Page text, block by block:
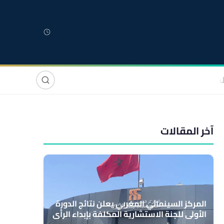
صوت وصورة
آخر المقالات
المركز السينمائي المغربي يعلن نتائج الدورة
الأولى للجنة الاستشارية المكلفة بإبداء الرأي